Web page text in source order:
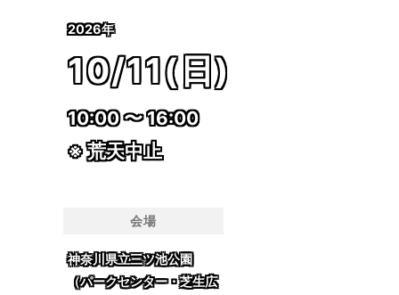
2026年
10/11(日)
10:00 〜 16:00
※ 荒天中止
会場
神奈川県立三ツ池公園
（パークセンター・芝生広